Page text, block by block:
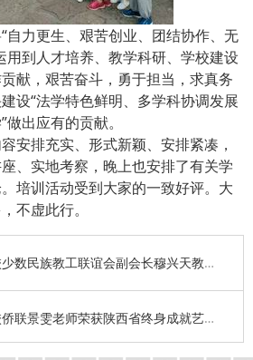
自力更生、艰苦创业、团结协作、无
用到人才培养、教学科研、学校建设
献，艰苦奋斗，勇于担当，求真务
设“法学特色鲜明、多学科协调发展
出应有的贡献。
安排充实、形式新颖、安排紧凑，
、实地考察，晚上也安排了有关学
培训活动受到大家的一致好评。大
不虚此行。
族教工联谊会副会长穆兴天教授一行参加第十一届全国民族理论研究生学术研讨会
联景雯老师荣获陕西省终身成就艺术家称号